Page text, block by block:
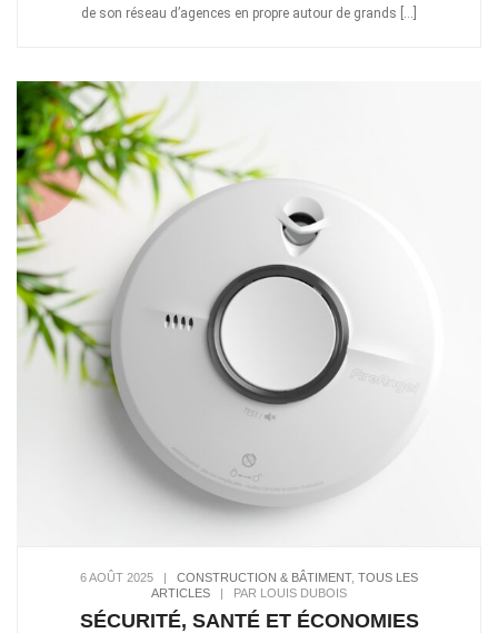
de son réseau d’agences en propre autour de grands […]
6 AOÛT 2025 | CONSTRUCTION & BÂTIMENT, TOUS LES
ARTICLES | PAR LOUIS DUBOIS
SÉCURITÉ, SANTÉ ET ÉCONOMIES